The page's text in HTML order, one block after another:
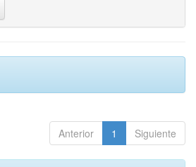
Anterior 1 Siguiente